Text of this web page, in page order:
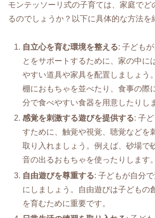
モンテッソーリ式の子育ては、家庭でど
るのでしょうか？以下に具体的な方法を
自立心を育む環境を整える: 子ども
とをサポートするために、家の中に
やすい道具や家具を配置しましょう
棚におもちゃを並べたり、食事の際
分で食べやすい食器を用意したりし
感覚を刺激する遊びを提供する: 子
すために、触覚や視覚、聴覚などを
取り入れましょう。例えば、砂場で
音の出るおもちゃを使ったりします。
自由遊びを尊重する: 子どもが自分
にしましょう。自由遊びは子どもの
を育むために重要です。